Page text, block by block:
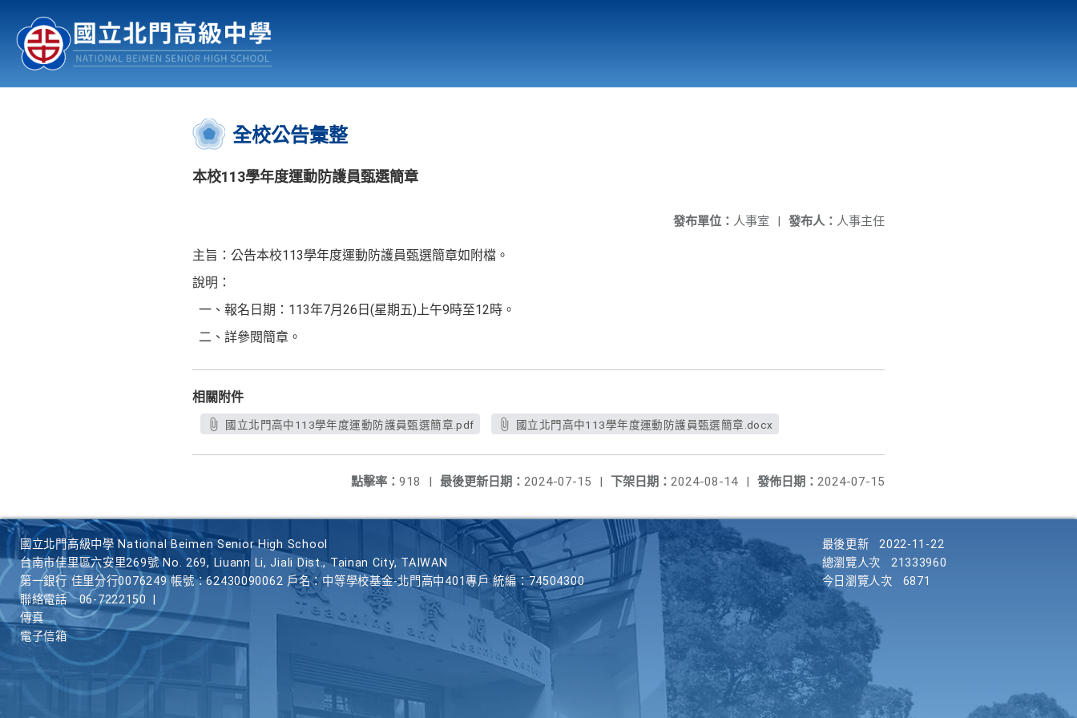
認識北中 行事曆
:::
全校公告彙整
本校113學年度運動防護員甄選簡章
發布人： 人事主任
發布單位： 人事室 |
主旨：公告本校113學年度運動防護員甄選簡章如附檔。
說明：
一、報名日期：113年7月26日(星期五)上午9時至12時。
二、詳參閱簡章。
相關附件
國立北門高中113學年度運動防護員甄選簡章.pdf 國立北門高中113學年度運動防護員甄選簡章.docx
發佈日期： 2024-07-15
下架日期： 2024-08-14 |
最後更新日期： 2024-07-15 |
點擊率： 918 |
國立北門高級中學 National Beimen Senior High School
台南市佳里區六安里269號 No. 269, Liuann Li, Jiali Dist., Tainan City, TAIWAN
第一銀行 佳里分行0076249 帳號：62430090062 戶名：中等學校基金-北門高中401專戶 統編：74504300
聯絡電話
06-7222150
傳真
電子信箱
最後更新
2022-11-22
總瀏覽人次
21333960
今日瀏覽人次
6871